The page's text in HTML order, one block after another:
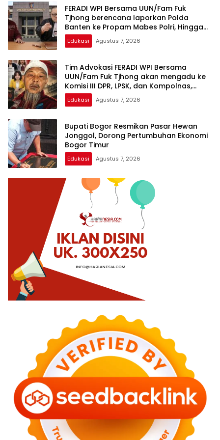
FERADI WPI Bersama UUN/Fam Fuk
Tjhong berencana laporkan Polda
Banten ke Propam Mabes Polri, Hingga
saat ini terduga Dalang Penculikan UUN
diduga belum tersentuh Hukum
Edukasi Agustus 7, 2026
Tim Advokasi FERADI WPI Bersama
UUN/Fam Fuk Tjhong akan mengadu ke
Komisi III DPR, LPSK, dan Kompolnas,
Mohon keadilan untuk Korban
Penculikan dan Pengroyokan
Edukasi Agustus 7, 2026
Bupati Bogor Resmikan Pasar Hewan
Jonggol, Dorong Pertumbuhan Ekonomi
Bogor Timur
Edukasi Agustus 7, 2026